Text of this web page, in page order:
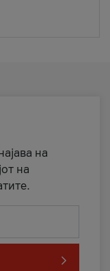
на
на